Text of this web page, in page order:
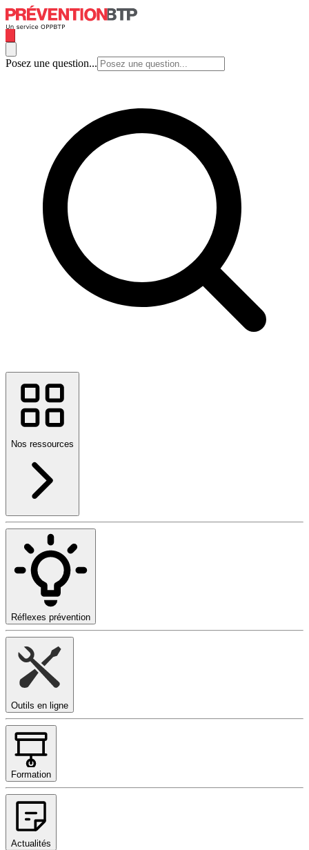
Posez une question...
Nos ressources
Réflexes prévention
Outils en ligne
Formation
Actualités